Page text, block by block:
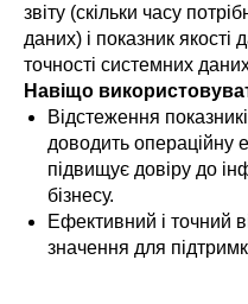
звіту (скільки часу
даних) і показник якості
точності системних
Навіщо
Відстеження
доводить операційну
підвищує довіру до
бізнесу.
Ефективний і точний
значення для